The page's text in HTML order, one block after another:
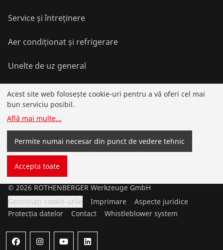
Service și întreținere
Aer condiționat și refrigerare
Unelte de uz general
Service și plusvaloare
Programul de bonusuri
© 2026 ROTHENBERGER Werkzeuge GmbH
Gestionați cookie-urile
Imprimare
Aspecte juridice
Protecția datelor
Contact Whistleblower system
Acest site web folosește cookie-uri pentru a vă oferi cel mai
bun serviciu posibil.
Află mai multe...
Permite numai necesar din punct de vedere tehnic
Accepta toate